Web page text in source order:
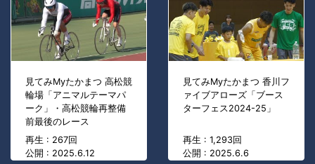
見てみMyたかまつ 高松競
輪場「アニマルテーマパ
ーク」・高松競輪再整備
前最後のレース
再生 : 267回
公開 : 2025.6.12
見てみMyたかまつ 香川フ
ァイブアローズ「ブース
ターフェス2024-25」
再生 : 1,293回
公開 : 2025.6.6